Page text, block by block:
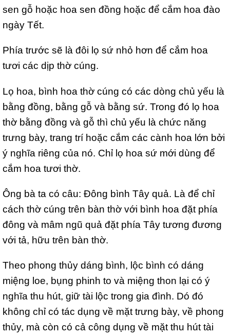
sen gỗ hoặc hoa sen đồng hoặc để cắm hoa đào
ngày Tết.
Phía trước sẽ là đôi lọ sứ nhỏ hơn để cắm hoa
tươi các dịp thờ cúng.
Lọ hoa, bình hoa thờ cúng có các dòng chủ yếu là
bằng đồng, bằng gỗ và bằng sứ. Trong đó lọ hoa
thờ bằng đồng và gỗ thì chủ yếu là chức năng
trưng bày, trang trí hoặc cắm các cành hoa lớn bởi
ý nghĩa riêng của nó. Chỉ lọ hoa sứ mới dùng để
cắm hoa tươi thờ.
Ông bà ta có câu: Đông bình Tây quả. Là để chỉ
cách thờ cúng trên bàn thờ với bình hoa đặt phía
đông và mâm ngũ quả đặt phía Tây tương đương
với tả, hữu trên bàn thờ.
Theo phong thủy dáng bình, lộc bình có dáng
miệng loe, bụng phinh to và miệng thon lại có ý
nghĩa thu hút, giữ tài lộc trong gia đình. Dó đó
không chỉ có tác dụng về mặt trưng bày, về phong
thủy, mà còn có cả công dụng về mặt thu hút tài